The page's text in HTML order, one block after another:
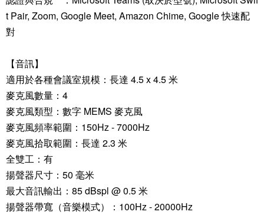
t Pair, Zoom, Google Meet, Amazon Chime, Google 快速配
對
【音訊】
適用於各種會議室規模：長達 4.5 x 4.5 米
麥克風數量：4
麥克風類型：數字 MEMS 麥克風
麥克風頻率範圍：150Hz - 7000Hz
麥克風拾取範圍：長達 2.3 米
全雙工：有
揚聲器尺寸：50 毫米
最大音訊輸出：85 dBspl @ 0.5 米
揚聲器帶寬（音樂模式）：100Hz - 20000Hz